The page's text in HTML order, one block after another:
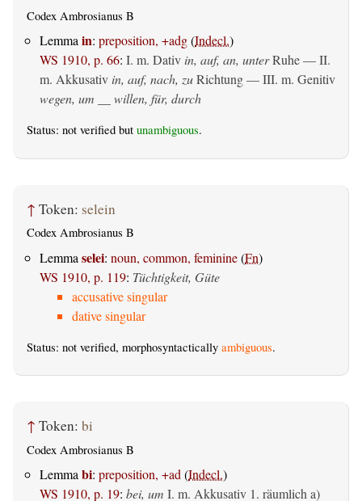
Codex Ambrosianus B
Lemmain: preposition, +adg(Indecl.)
WS 1910, p. 66: I. m. Dativ in, auf, an, unterRuhe — II.
m. Akkusativ in, auf, nach, zuRichtung — III. m. Genitiv
wegen, um __ willen, für, durch
Status: not verified but unambiguous.
↑ Token: selein
Codex Ambrosianus B
Lemma selei: noun, common, feminine(Fn)
WS 1910, p. 119: Tüchtigkeit, Güte
accusative singular
dative singular
Status: not verified, morphosyntactically ambiguous.
↑ Token: bi
Codex Ambrosianus B
Lemma bi: preposition, +ad (Indecl.)
WS 1910, p. 19: bei, um I. m. Akkusativ 1. räumlich a)